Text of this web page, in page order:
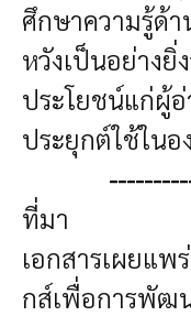
ศึกษาความรู้ด้
หวังเป็นอย่างยิ่
ประโยชน์แก่ผู้
ประยุกต์ใช้ใน
ที่มา
เอกสารเผยแ
กส์เพื่อการพัฒ